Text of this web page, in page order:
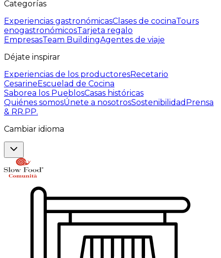
Categorías
Experiencias gastronómicasClases de cocinaTours
enogastronómicosTarjeta regalo
EmpresasTeam BuildingAgentes de viaje
Déjate inspirar
Experiencias de los productoresRecetario
CesarineEscuelad de Cocina
Saborea los PueblosCasas históricas
Quiénes somosÚnete a nosotrosSostenibilidad Prensa
& RR.PP.
Cambiar idioma